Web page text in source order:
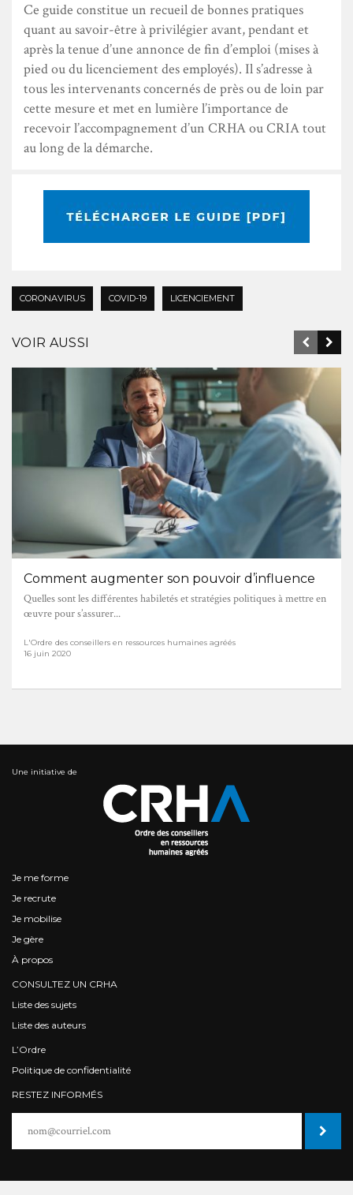
Ce guide constitue un recueil de bonnes pratiques
quant au savoir-être à privilégier avant, pendant et
après la tenue d’une annonce de fin d’emploi (mises à
pied ou du licenciement des employés). Il s’adresse à
tous les intervenants concernés de près ou de loin par
cette mesure et met en lumière l’importance de
recevoir l’accompagnement d’un CRHA ou CRIA tout
au long de la démarche.
CORONAVIRUS COVID-19 LICENCIEMENT
VOIR AUSSI
Comment augmenter son pouvoir d’influence
Quelles sont les différentes habiletés et stratégies politiques à mettre en
œuvre pour s’assurer...
L'Ordre des conseillers en ressources humaines agréés
16 juin 2020
Une initiative de
Je me forme
Je recrute
Je mobilise
Je gère
À propos
CONSULTEZ UN CRHA
Liste des sujets
Liste des auteurs
L’Ordre
Politique de confidentialité
RESTEZ INFORMÉS